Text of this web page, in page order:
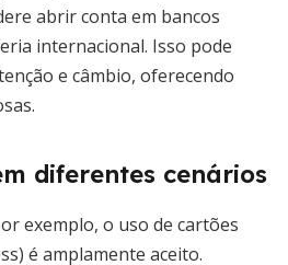
abrir conta em bancos
internacional. Isso pode
e câmbio, oferecendo
diferentes cenários
exemplo, o uso de cartões
é amplamente aceito.